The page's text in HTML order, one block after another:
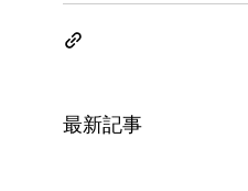
最新記事